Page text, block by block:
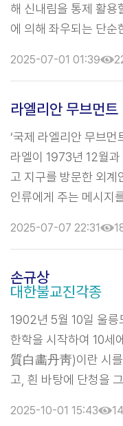
해 신내림을 통제 활용
에 의해 좌우되는 단순
의 제의가 바로 내림굿
하고 수용하는 내림굿
굿을 통틀어 말하는
잘 솟아오르도록 하는
2025-07-01 01:39
라엘리안 무브먼트
‘국제 라엘리안 무브
라엘이 1973년 12월
고 지구를 방문한 외계
인류에게 주는 메시지
메시지는 지구의 모든
모습대로 만들었다는
있다. 라엘리안 무브
2025-07-07 22:31
손규상
대한불교진각종
1902년 5월 10일 울
한학을 시작하여 10
質白畵丹靑)이란 시
고, 흰 바탕에 단청을
15세에 보통학교에 입
2025-10-01 15:43